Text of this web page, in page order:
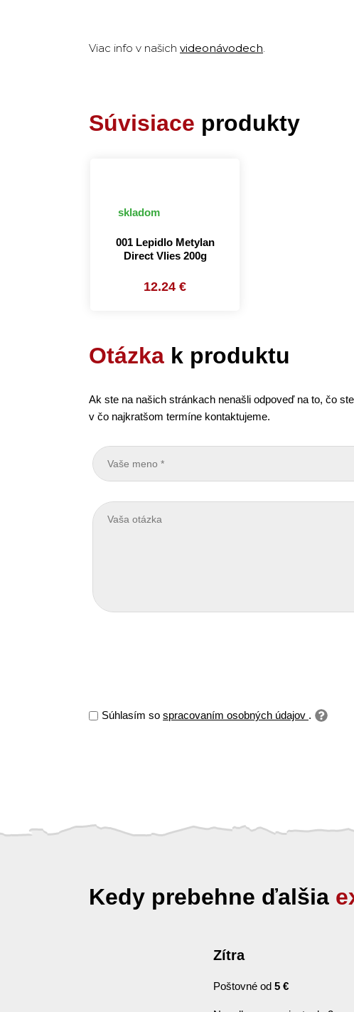
Viac info v našich videonávodech.
Súvisiace produkty
skladom
001 Lepidlo Metylan
Direct Vlies 200g
12.24 €
Otázka k produktu
Ak ste na našich stránkach nenašli odpoveď na to, čo
v čo najkratšom termíne kontaktujeme.
Súhlasím so spracovaním osobných údajov .
Kedy prebehne ďalšia
Zítra
Poštovné od 5 €